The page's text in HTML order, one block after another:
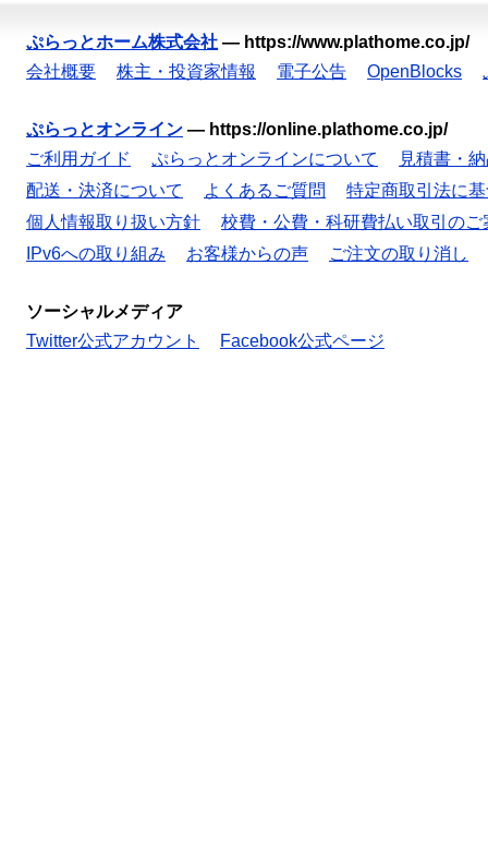
ぷらっとホーム株式会社 — https://www.plathome.co.jp/
会社概要
株主・投資家情報 電子公告 OpenBlocks
ぷらっとオンライン — https://online.plathome.co.jp/
ご利用ガイド
ぷらっとオンラインについて
見積書・
配送・決済について
よくあるご質問
特定商取引法に
個人情報取り扱い方針
校費・公費・科研費払い取引のご
IPv6への取り組み
お客様からの声 ご注文の取り消し
ソーシャルメディア
Twitter公式アカウント
Facebook公式ページ